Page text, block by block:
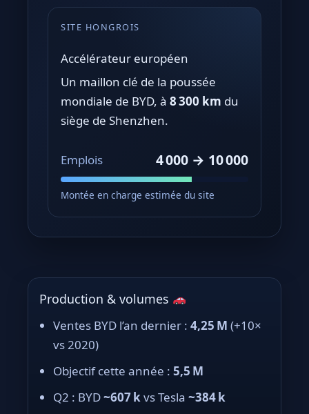
SITE HONGROIS
Accélérateur européen
Un maillon clé de la poussée
mondiale de BYD, à 8 300 km du
siège de Shenzhen.
Emplois 4 000 → 10 000
Montée en charge estimée du site
Production & volumes
Ventes BYD l’an dernier : 4,25 M (+10×
vs 2020)
Objectif cette année : 5,5 M
Q2 : BYD~607 kvs Tesla ~384 k